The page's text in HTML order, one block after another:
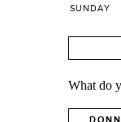
SUNDAY
What do